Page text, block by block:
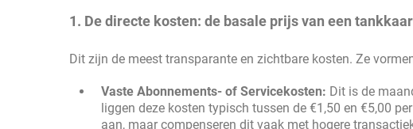
1. De directe kosten: de basale prijs van een
Dit zijn de meest transparante en zichtbare kosten. Ze
Vaste Abonnements- of Servicekosten: Dit is de
liggen deze kosten typisch tussen de €1,50 en €5,00
aan, maar compenseren dit vaak met hogere